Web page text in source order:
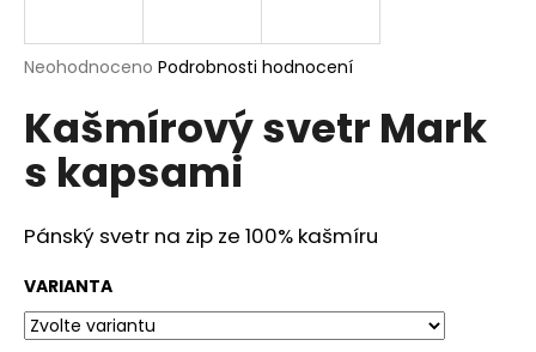
Průměrné
produktu
je
z
hvězdiček.
Neohodnoceno Podrobnosti hodnocení
Kašmírový svetr Mark
s kapsami
Pánský svetr na zip ze 100% kašmíru
VARIANTA
j
t
?